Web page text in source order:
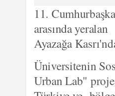
11.
arasında
Ayazağa
Üniversitenin
Urban Lab"